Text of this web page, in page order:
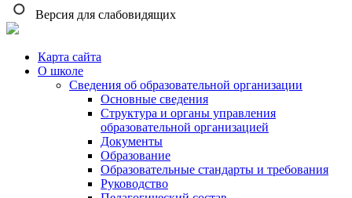
Версия для слабовидящих
Карта сайта
О школе
Сведения об образовательной организации
Основные сведения
Структура и органы управления
образовательной организацией
Документы
Образование
Образовательные стандарты и требования
Руководство